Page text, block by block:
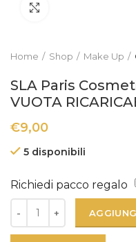
Home Shop Make Up
SLA Paris
VUOTA
€9,00
5 disponibili
Richiedi pacco regalo